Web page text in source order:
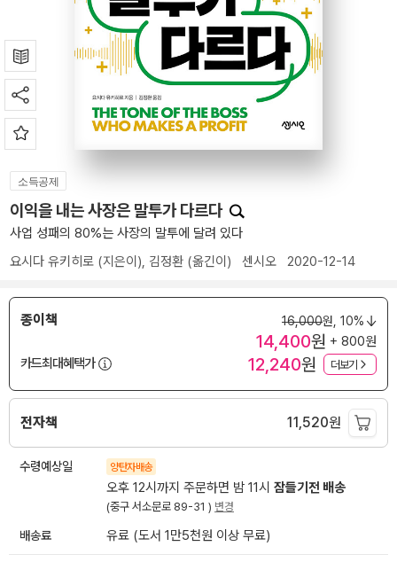
소득공제
이익을 내는 사장은 말투가 다르다
사업 성패의 80%는 사장의 말투에 달려 있다
요시다 유키히로 (지은이), 김정환 (옮긴이) 센시오 2020-12-14
종이책 16,000원, 10%
14,400원 + 800원
카드최대혜택가
12,240원 더보기
전자책 11,520원
수령예상일 양탄자배송
오후 12시까지 주문하면 밤 11시 잠들기전 배송
(중구 서소문로 89-31 ) 변경
배송료 유료 (도서 1만5천원 이상 무료)